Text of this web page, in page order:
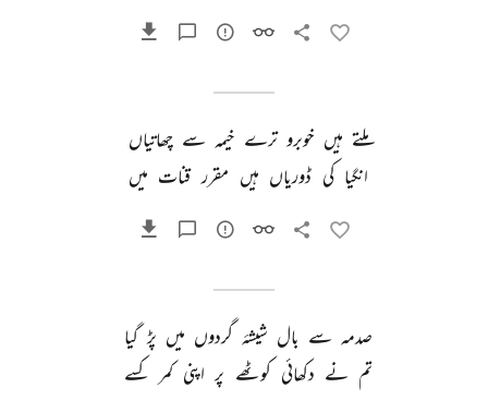
ملتے ہیں خوبرو ترے خیمہ سے چھاتیاں
انگیا کی ڈوریاں ہیں مقرر قنات میں
صدمہ سے بال شیشۂ گردوں میں پڑ گیا
تم نے دکھائی کوٹھے پر اپنی کمر کسے